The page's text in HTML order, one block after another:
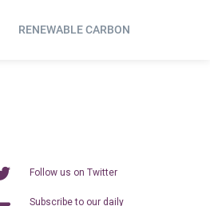
RENEWABLE CARBON
Follow us on Twitter
Subscribe to our daily